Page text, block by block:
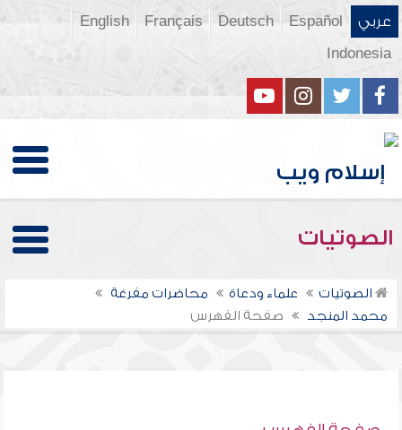
عربي Español
Deutsch
Français
English
Indonesia
الصوتيات
الصوتيات علماء ودعاة
محاضرات مفرغة
محمد المنجد
صفحة الفهرس